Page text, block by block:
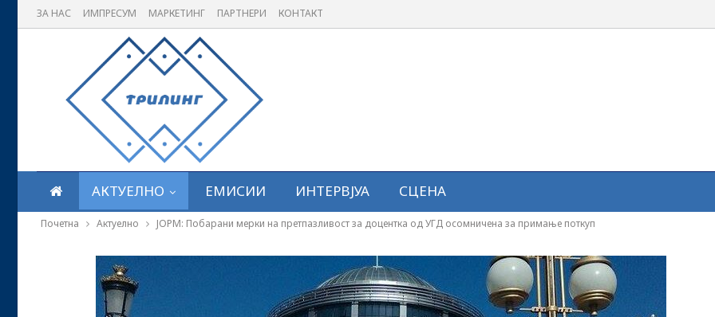
ЗА НАС ИМПРЕСУМ МАРКЕТИНГ ПАРТНЕРИ КОНТАКТ
АКТУЕЛНО ЕМИСИИ ИНТЕРВЈУА СЦЕНА
Почетна Актуелно ЈОРМ: Побарани мерки на претпазливост за доцентка од УГД осомничена за примање поткуп